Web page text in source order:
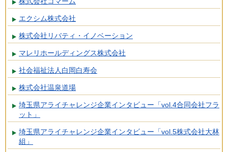
エクシム株式会社
株式会社リバティ・イノベーション
マレリホールディングス株式会社
社会福祉法人白岡白寿会
株式会社温泉道場
埼玉県アライチャレンジ企業インタビュー「vol.4合同会社フラ
ット」
埼玉県アライチャレンジ企業インタビュー「vol.5株式会社大林
組」